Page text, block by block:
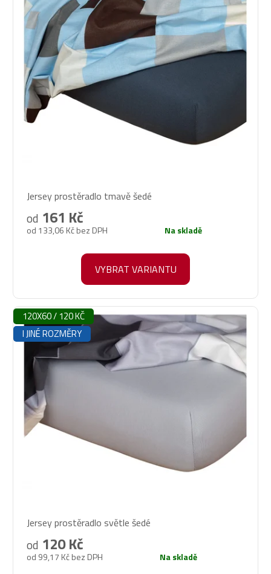
hodnocení
produktu
je
Jersey prostěradlo tmavě šedé
od 133,06 Kč bez DPH
od 161 Kč
Na skladě
VYBRAT VARIANTU
120X60 / 120 KČ
I JINÉ ROZMĚRY
hodnocení
produktu
je
Jersey prostěradlo světle šedé
od 99,17 Kč bez DPH
od 120 Kč
Na skladě